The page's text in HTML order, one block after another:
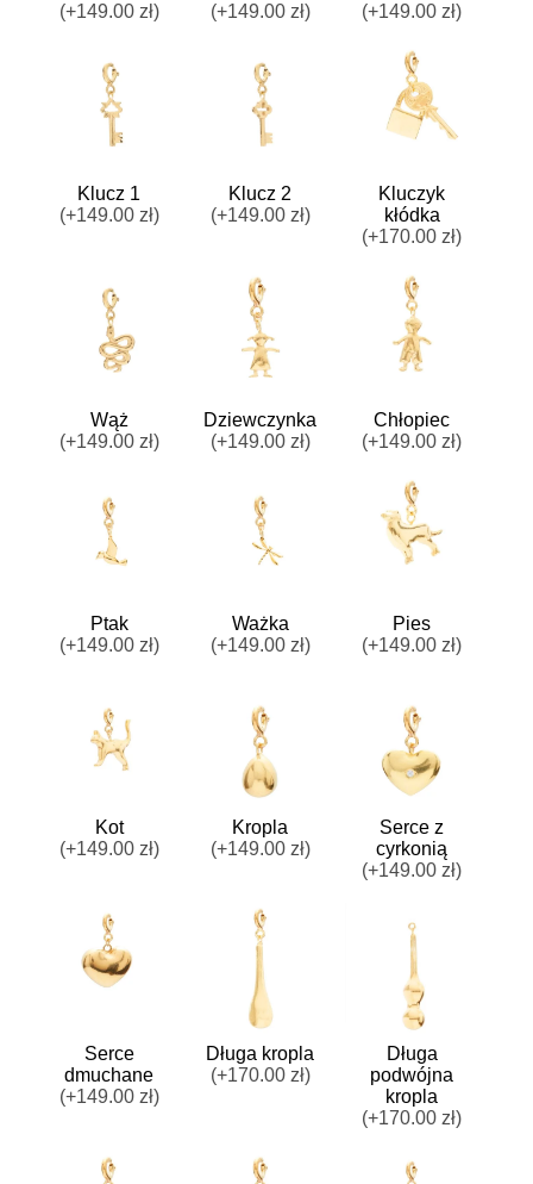
(+149.00 zł)
(+149.00 zł)
(+149.00 zł)
Klucz 1
(+149.00 zł)
Klucz 2
(+149.00 zł)
Kluczyk
kłódka
(+170.00 zł)
Wąż
(+149.00 zł)
Dziewczynka
(+149.00 zł)
Chłopiec
(+149.00 zł)
Ptak
(+149.00 zł)
Ważka
(+149.00 zł)
Pies
(+149.00 zł)
Kot
(+149.00 zł)
Kropla
(+149.00 zł)
Serce z
cyrkonią
(+149.00 zł)
Serce
dmuchane
(+149.00 zł)
Długa kropla
(+170.00 zł)
Długa
podwójna
kropla
(+170.00 zł)